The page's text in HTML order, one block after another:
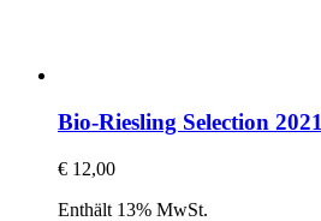
Bio-Riesling Selection 2021
€ 12,00
Enthält 13% MwSt.